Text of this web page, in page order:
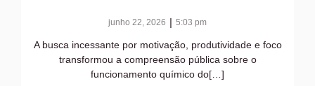
junho 22, 2026 | 5:03 pm
A busca incessante por motivação, produtividade e foco
transformou a compreensão pública sobre o
funcionamento químico do[…]